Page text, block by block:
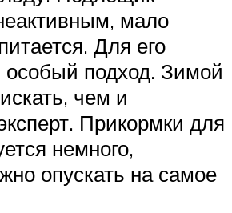
мало
Для его
подход. Зимой
чем и
Прикормки для
немного,
опускать на самое